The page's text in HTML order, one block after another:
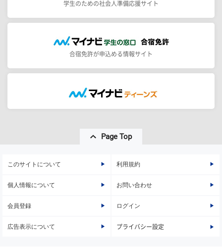
学生のための社会人準備応援サイト
合宿免許が申込める情報サイト
Page Top
このサイトについて 利用規約
個人情報について お問い合わせ
会員登録 ログイン
広告表示について プライバシー設定